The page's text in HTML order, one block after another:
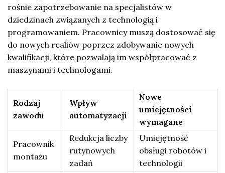
rośnie zapotrzebowanie na specjalistów w
dziedzinach związanych z technologią i
programowaniem. Pracownicy muszą dostosować się
do nowych realiów poprzez zdobywanie nowych
kwalifikacji, które pozwalają im współpracować z
maszynami i technologami.
Rodzaj
zawodu
Wpływ
automatyzacji
Nowe
umiejętności
wymagane
Pracownik
montażu
Redukcja liczby
rutynowych
zadań
Umiejętność
obsługi robotów i
technologii